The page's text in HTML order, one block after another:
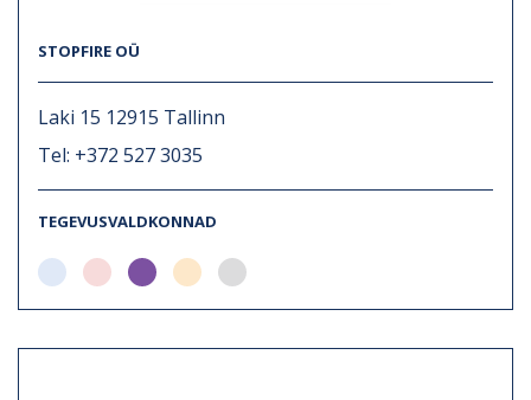
STOPFIRE OÜ
Laki 15 12915 Tallinn
Tel: +372 527 3035
TEGEVUSVALDKONNAD